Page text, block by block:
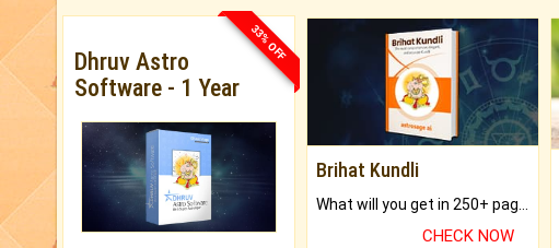
33% OFF
Dhruv Astro
Software - 1 Year
Brihat Kundli
CHECK NOW